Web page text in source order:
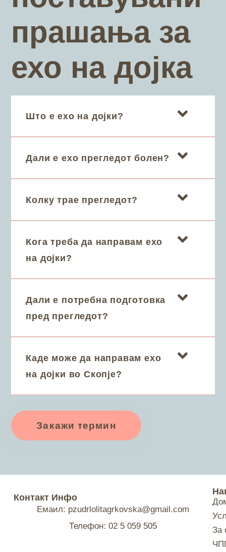
прашања за
ехо на дојка
Што е ехо на дојки?
Дали е ехо прегледот болен?
Колку трае прегледот?
Кога треба да направам ехо
на дојки?
Дали е потребна подготовка
пред прегледот?
Каде може да направам ехо
на дојки во Скопје?
Закажи термин
За
Контакт Инфо
Емаил: pzudrlolitagrkovska@gmail.com
Телефон: 02 5 059 505